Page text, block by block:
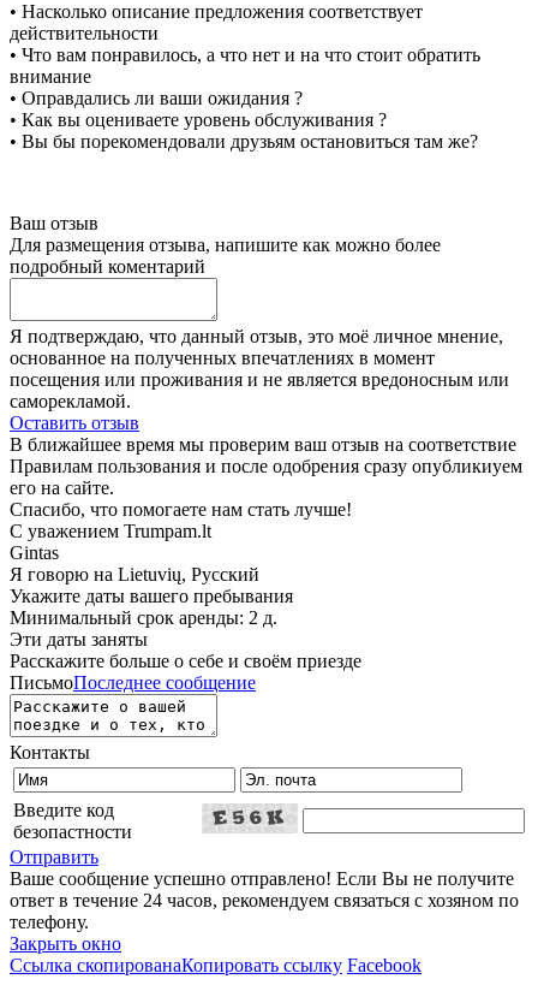
• Насколько описание предложения соответствует
действительности
• Что вам понравилось, а что нет и на что стоит обратить
внимание
• Оправдались ли ваши ожидания ?
• Как вы оцениваете уровень обслуживания ?
• Вы бы порекомендовали друзьям остановиться там же?
Ваш отзыв
Для размещения отзыва, напишите как можно более
подробный коментарий
Я подтверждаю, что данный отзыв, это моё личное мнение,
основанное на полученных впечатлениях в момент
посещения или проживания и не является вредоносным или
саморекламой.
Оставить отзыв
В ближайшее время мы проверим ваш отзыв на соответствие
Правилам пользования и после одобрения сразу опубликиуем
его на сайте.
Спасибо, что помогаете нам стать лучше!
С уважением Trumpam.lt
Gintas
Я говорю на Lietuvių, Русский
Укажите даты вашего пребывания
Минимальный срок аренды: 2 д.
Эти даты заняты
Расскажите больше о себе и своём приезде
ПисьмоПоследнее сообщение
Контакты
Введите код
безопастности
Отправить
Ваше сообщение успешно отправлено! Если Вы не получите
ответ в течение 24 часов, рекомендуем связаться с хозяном по
телефону.
Закрыть окно
Ссылка скопированаКопировать ссылку Facebook